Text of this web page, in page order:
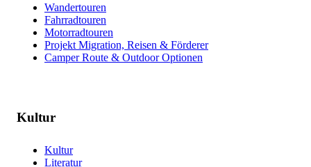
Wandertouren
Fahrradtouren
Motorradtouren
Projekt Migration, Reisen & Förderer
Camper Route & Outdoor Optionen
Kultur
Kultur
Literatur